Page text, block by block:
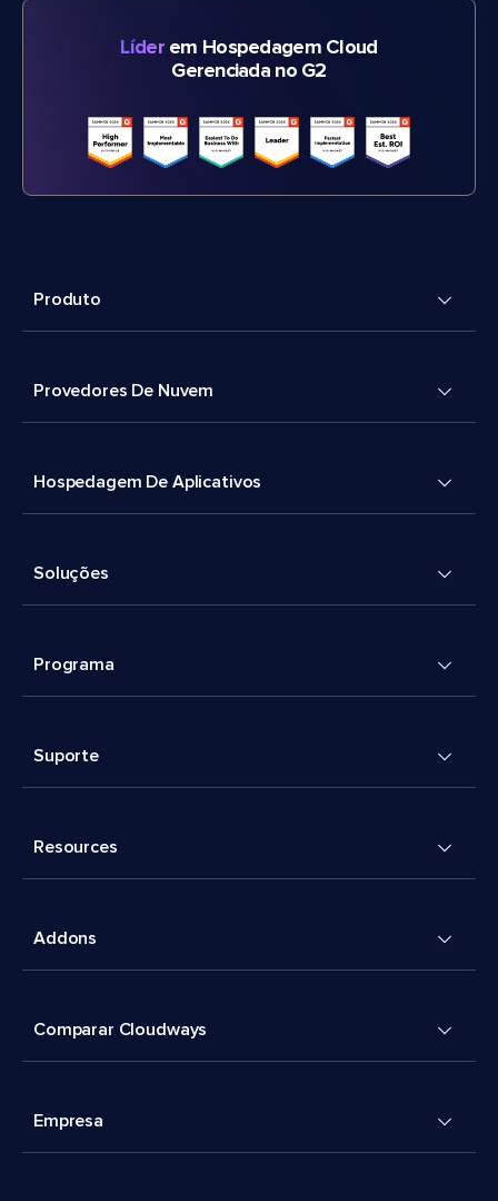
Líderem Hospedagem Cloud
Gerenciada no G2
Produto
Provedores De Nuvem
Hospedagem De Aplicativos
Soluções
Programa
Suporte
Resources
Addons
Comparar Cloudways
Empresa